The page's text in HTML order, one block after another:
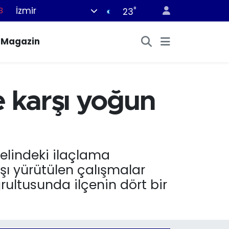
İzmir 23°
Magazin
karşı yoğun
ilaçlama
yürütülen çalışmalar
ilçenin dört bir